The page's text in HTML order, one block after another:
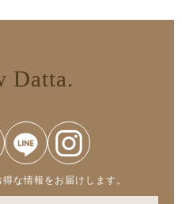
Datta.
な情報をお届けします。